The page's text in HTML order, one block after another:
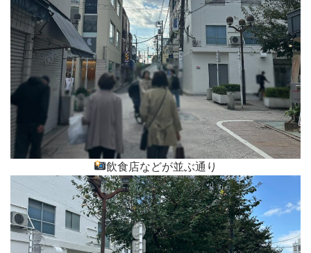
飲食店などが並ぶ通り